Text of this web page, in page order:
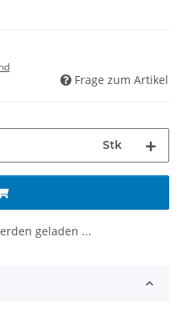
Frage zum Artikel
Stk
geladen ...